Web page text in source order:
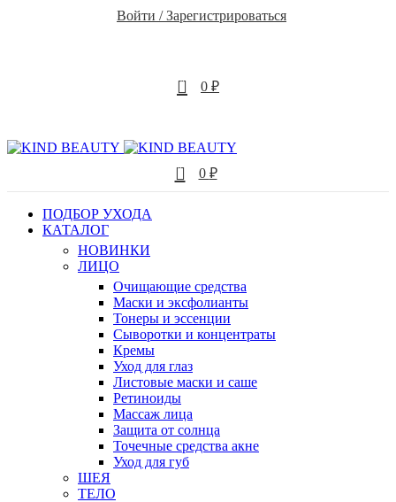
Войти / Зарегистрироваться
0 0 ₽
0 0 ₽
ПОДБОР УХОДА
КАТАЛОГ
НОВИНКИ
ЛИЦО
Очищающие средства
Маски и эксфолианты
Тонеры и эссенции
Сыворотки и концентраты
Кремы
Уход для глаз
Листовые маски и саше
Ретиноиды
Массаж лица
Защита от солнца
Точечные средства акне
Уход для губ
ШЕЯ
ТЕЛО